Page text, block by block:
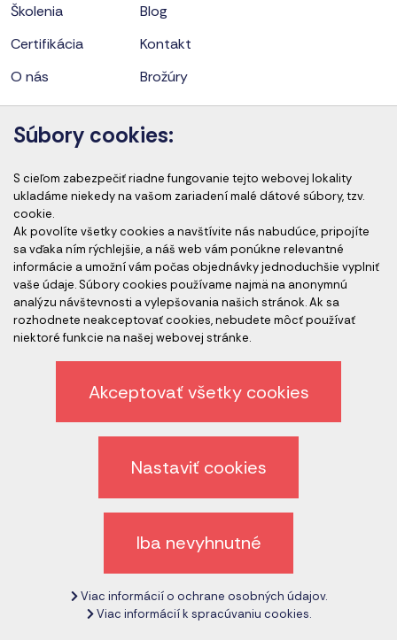
Školenia
Certifikácia
O nás
Blog
Kontakt
Brožúry
Kontaktné údaje
Snežienkova 1/A, 971 01 Prievidza
+421 908 345 320/ +421 948 382 659
cems@cems.sk
www.cems.skwww.pharmaeducation.sk
Akreditácia kurzov
Akreditovaní audítori
Súbory cookies:
S cieľom zabezpečiť riadne fungovanie tejto webovej lokality
ukladáme niekedy na vašom zariadení malé dátové súbory, tzv.
cookie.
Ak povolíte všetky cookies a navštívite nás nabudúce, pripojíte
sa vďaka ním rýchlejšie, a náš web vám ponúkne relevantné
informácie a umožní vám počas objednávky jednoduchšie vyplniť
vaše údaje. Súbory cookies používame najmä na anonymnú
analýzu návštevnosti a vylepšovania našich stránok. Ak sa
rozhodnete neakceptovať cookies, nebudete môcť používať
niektoré funkcie na našej webovej stránke.
Akceptovať všetky cookies
Nastaviť cookies
Iba nevyhnutné
Viac informácií o ochrane osobných údajov.
Viac informácií k spracúvaniu cookies.